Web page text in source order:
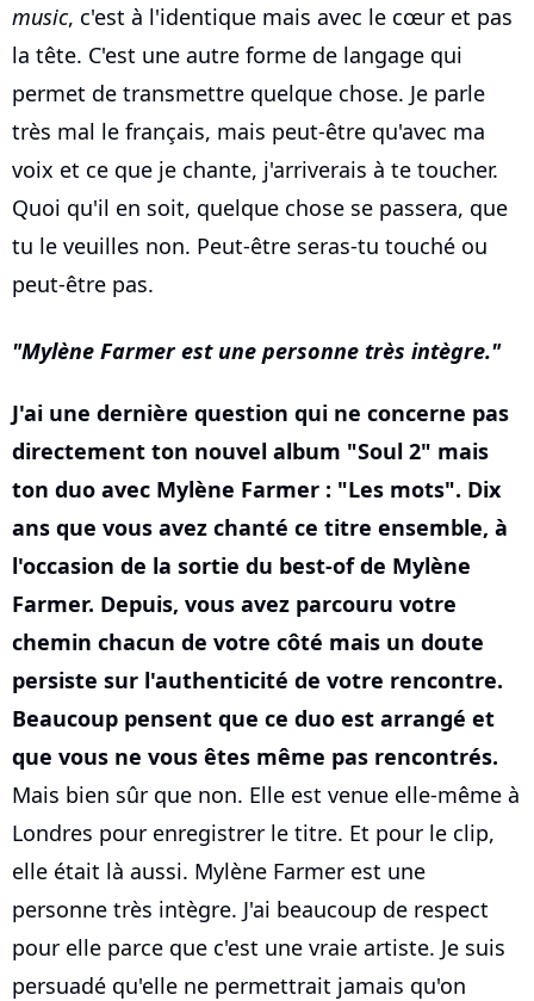
music, c'est à l'identique mais avec le cœur et pas
la tête. C'est une autre forme de langage qui
permet de transmettre quelque chose. Je parle
très mal le français, mais peut-être qu'avec ma
voix et ce que je chante, j'arriverais à te toucher.
Quoi qu'il en soit, quelque chose se passera, que
tu le veuilles non. Peut-être seras-tu touché ou
peut-être pas.
Mylène Farmer est une personne très intègre.
J'ai une dernière question qui ne concerne pas
directement ton nouvel album "Soul 2" mais
ton duo avec Mylène Farmer : "Les mots". Dix
ans que vous avez chanté ce titre ensemble, à
l'occasion de la sortie du best-of de Mylène
Farmer. Depuis, vous avez parcouru votre
chemin chacun de votre côté mais un doute
persiste sur l'authenticité de votre rencontre.
Beaucoup pensent que ce duo est arrangé et
que vous ne vous êtes même pas rencontrés.
Mais bien sûr que non. Elle est venue elle-même à
Londres pour enregistrer le titre. Et pour le clip,
elle était là aussi. Mylène Farmer est une
personne très intègre. J'ai beaucoup de respect
pour elle parce que c'est une vraie artiste. Je suis
persuadé qu'elle ne permettrait jamais qu'on